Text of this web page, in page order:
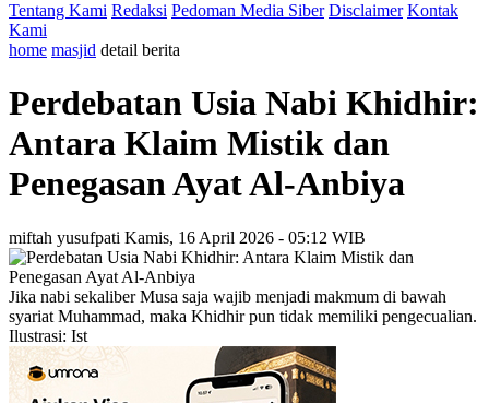
Tentang Kami Redaksi Pedoman Media Siber Disclaimer Kontak
Kami
home masjid detail berita
Perdebatan Usia Nabi Khidhir:
Antara Klaim Mistik dan
Penegasan Ayat Al-Anbiya
miftah yusufpati Kamis, 16 April 2026 - 05:12 WIB
Jika nabi sekaliber Musa saja wajib menjadi makmum di bawah
syariat Muhammad, maka Khidhir pun tidak memiliki pengecualian.
Ilustrasi: Ist